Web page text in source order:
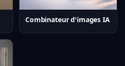
Combinateur d'images IA